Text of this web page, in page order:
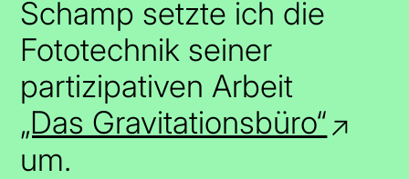
Schamp setzte ich die
Fototechnik seiner
partizipativen Arbeit
„Das Gravitationsbüro“
um.